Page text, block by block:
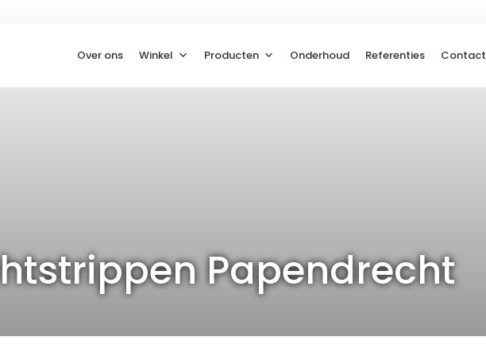
Over ons Winkel Producten Onderhoud Referenties Contact
Papendrecht